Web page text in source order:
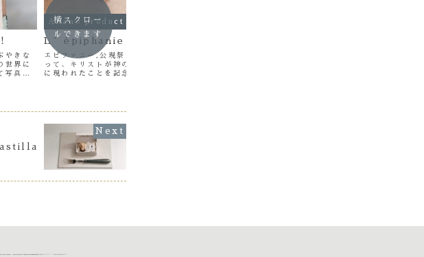
やきな
世界に
写真を
Ananö product
L’épiphanie
エピファニー,公現祭：三博士の来訪によ
って、キリストが神の子として、公に世
に現われたことを記念する日 綿詰め途中
横スクロー
ルできます